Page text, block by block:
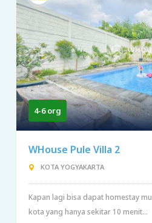
4-6 org
WHouse Pule Villa 2
KOTA YOGYAKARTA
Kapan lagi bisa dapat homestay
kota yang hanya sekitar 10 menit...